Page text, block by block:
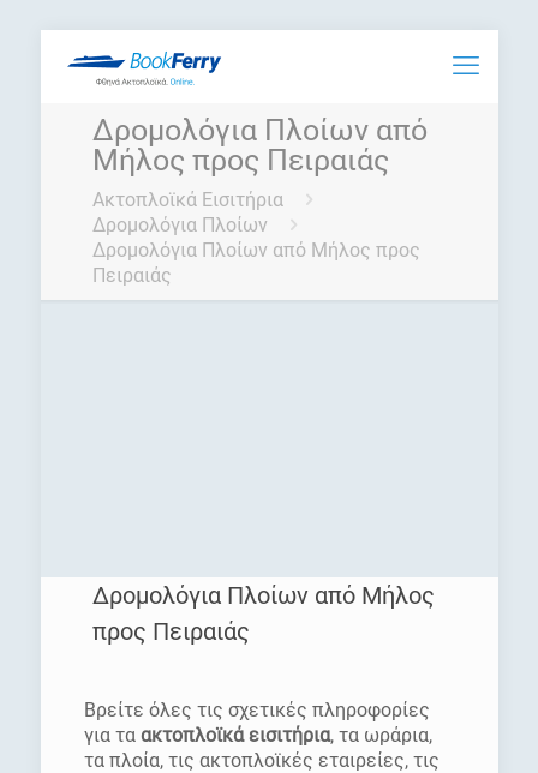
Δρομολόγια Πλοίων από
Μήλος προς Πειραιάς
Ακτοπλοϊκά Εισιτήρια
Δρομολόγια Πλοίων
Δρομολόγια Πλοίων από Μήλος προς
Πειραιάς
Δρομολόγια Πλοίων από Μήλος
προς Πειραιάς
Βρείτε όλες τις σχετικές πληροφορίες
για τα ακτοπλοϊκά εισιτήρια, τα ωράρια,
τα πλοία, τις ακτοπλοϊκές εταιρείες, τις